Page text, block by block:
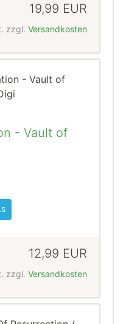
19,99 EUR
zzgl. Versandkosten
- Vault of
12,99 EUR
zzgl. Versandkosten